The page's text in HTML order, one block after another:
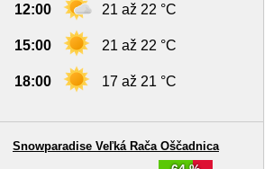
12:00 21 až 22 °C
15:00 21 až 22 °C
18:00 17 až 21 °C
Snowparadise Veľká Rača Oščadnica